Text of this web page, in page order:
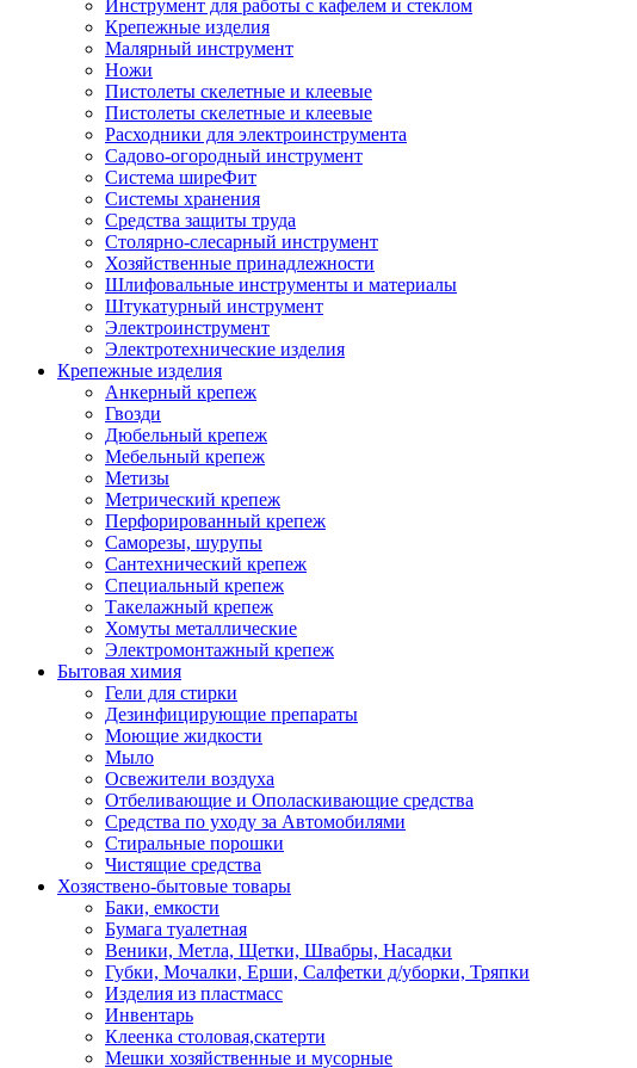
Инструмент для работы с кафелем и стеклом
Крепежные изделия
Малярный инструмент
Ножи
Пистолеты скелетные и клеевые
Пистолеты скелетные и клеевые
Расходники для электроинструмента
Садово-огородный инструмент
Система ширеФит
Системы хранения
Средства защиты труда
Столярно-слесарный инструмент
Хозяйственные принадлежности
Шлифовальные инструменты и материалы
Штукатурный инструмент
Электроинструмент
Электротехнические изделия
Крепежные изделия
Анкерный крепеж
Гвозди
Дюбельный крепеж
Мебельный крепеж
Метизы
Метрический крепеж
Перфорированный крепеж
Саморезы, шурупы
Сантехнический крепеж
Специальный крепеж
Такелажный крепеж
Хомуты металлические
Электромонтажный крепеж
Бытовая химия
Гели для стирки
Дезинфицирующие препараты
Моющие жидкости
Мыло
Освежители воздуха
Отбеливающие и Ополаскивающие средства
Средства по уходу за Автомобилями
Стиральные порошки
Чистящие средства
Хозяствено-бытовые товары
Баки, емкости
Бумага туалетная
Веники, Метла, Щетки, Швабры, Насадки
Губки, Мочалки, Ерши, Салфетки д/уборки, Тряпки
Изделия из пластмасс
Инвентарь
Клеенка столовая,скатерти
Мешки хозяйственные и мусорные